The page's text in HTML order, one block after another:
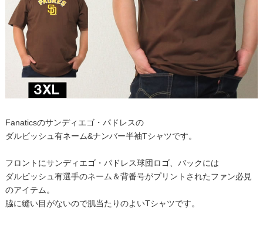
Fanaticsのサンディエゴ・パドレスの
ダルビッシュ有ネーム&ナンバー半袖Tシャツです。
フロントにサンディエゴ・パドレス球団ロゴ、バックには
ダルビッシュ有選手のネーム＆背番号がプリントされたファン必見
のアイテム。
脇に縫い目がないので肌当たりのよいTシャツです。